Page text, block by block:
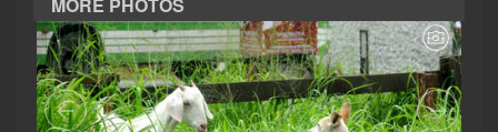
OPINION
PHOTOS